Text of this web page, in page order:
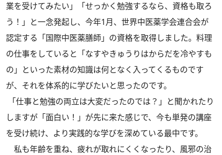
業を受けてみたい」「せっかく勉強するなら、資格も取ろ
う！」と一念発起し、今年1月、世界中医薬学会連合会が
認定する「国際中医薬膳師」の資格を取得しました。料理
の仕事をしていると「なすやきゅうりはからだを冷やすも
の」といった素材の知識は何となく入ってくるものです
が、それを体系的に学びたいと思ったのです。
「仕事と勉強の両立は大変だったのでは？」と聞かれたり
しますが「面白い！」が先に来た感じで、今も単発の講座
を受け続け、より実践的な学びを深めている最中です。
私も年齢を重ね、疲れが取れにくくなったり、風邪の治